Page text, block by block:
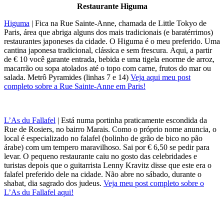
Restaurante Higuma
Higuma | Fica na Rue Sainte-Anne, chamada de Little Tokyo de
Paris, área que abriga alguns dos mais tradicionais (e baratérrimos)
restaurantes japoneses da cidade. O Higuma é o meu preferido. Uma
cantina japonesa tradicional, clássica e sem frescura. Aqui, a partir
de € 10 você garante entrada, bebida e uma tigela enorme de arroz,
macarrão ou sopa atolados até o topo com carne, frutos do mar ou
salada. Metrô Pyramides (linhas 7 e 14) Veja aqui meu post
completo sobre a Rue Sainte-Anne em Paris!
L’As du Fallafel | Está numa portinha praticamente escondida da
Rue de Rosiers, no bairro Marais. Como o próprio nome anuncia, o
local é especializado no falafel (bolinho de grão de bico no pão
árabe) com um tempero maravilhoso. Sai por € 6,50 se pedir para
levar. O pequeno restaurante caiu no gosto das celebridades e
turistas depois que o guitarrista Lenny Kravitz disse que este era o
falafel preferido dele na cidade. Não abre no sábado, durante o
shabat, dia sagrado dos judeus. Veja meu post completo sobre o
L’As du Fallafel aqui!